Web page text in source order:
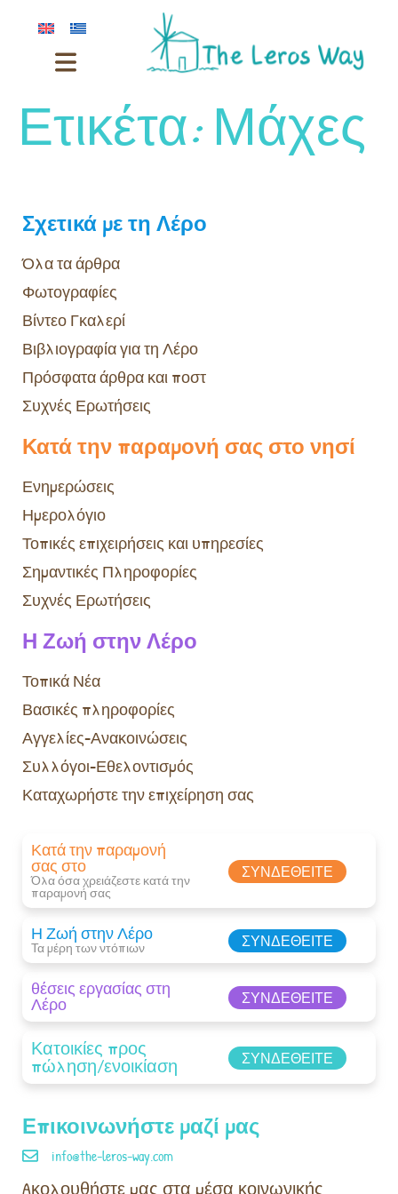
Ετικέτα:Μάχες
Επικοινωνήστε μαζί μας
info@the-leros-way.com
Aκολουθήστε μας στα μέσα κοινωνικής
Σχετικά με τη Λέρο
Όλα τα άρθρα
Φωτογραφίες
Βίντεο Γκαλερί
Βιβλιογραφία για τη Λέρο
Πρόσφατα άρθρα και ποστ
Συχνές Ερωτήσεις
Κατά την παραμονή σας στο νησί
Ενημερώσεις
Ημερολόγιο
Τοπικές επιχειρήσεις και υπηρεσίες
Σημαντικές Πληροφορίες
Συχνές Ερωτήσεις
Η Ζωή στην Λέρο
Τοπικά Νέα
Βασικές πληροφορίες
Αγγελίες-Ανακοινώσεις
Συλλόγοι-Εθελοντισμός
Καταχωρήστε την επιχείρηση σας
Κατά την παραμονή
σας στο
Όλα όσα χρειάζεστε κατά την
παραμονή σας​
ΣΥΝΔΕΘΕΊΤΕ
Η Ζωή στην Λέρο
Τα μέρη των ντόπιων ΣΥΝΔΕΘΕΊΤΕ
θέσεις εργασίας στη
Λέρο ΣΥΝΔΕΘΕΊΤΕ
Κατοικίες προς
πώληση/ενοικίαση ΣΥΝΔΕΘΕΊΤΕ